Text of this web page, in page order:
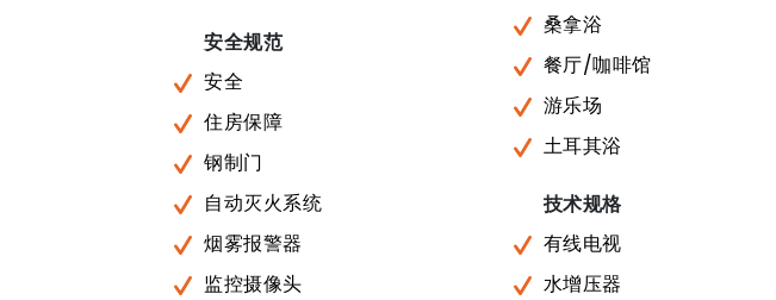
安全规范
安全
住房保障
钢制门
自动灭火系统
烟雾报警器
监控摄像头
桑拿浴
餐厅/咖啡馆
游乐场
土耳其浴
技术规格
有线电视
水增压器